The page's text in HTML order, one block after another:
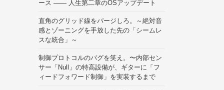
ース —— 人生第二章のOSアップデート
直角のグリッド線をパージしろ。～絶対音
感とゾーニングを手放した先の「シームレ
スな統合」～
制御プロトコルのバグを笑え。〜内部セン
サー「Null」の特高設備が、ギターに「フ
ィードフォワード制御」を実装するまで